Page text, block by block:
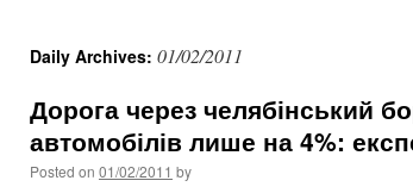
content
Daily Archives: 01/02/2011
Дорога через челябінський
автомобілів лише на 4%:
Posted on 01/02/2011 by